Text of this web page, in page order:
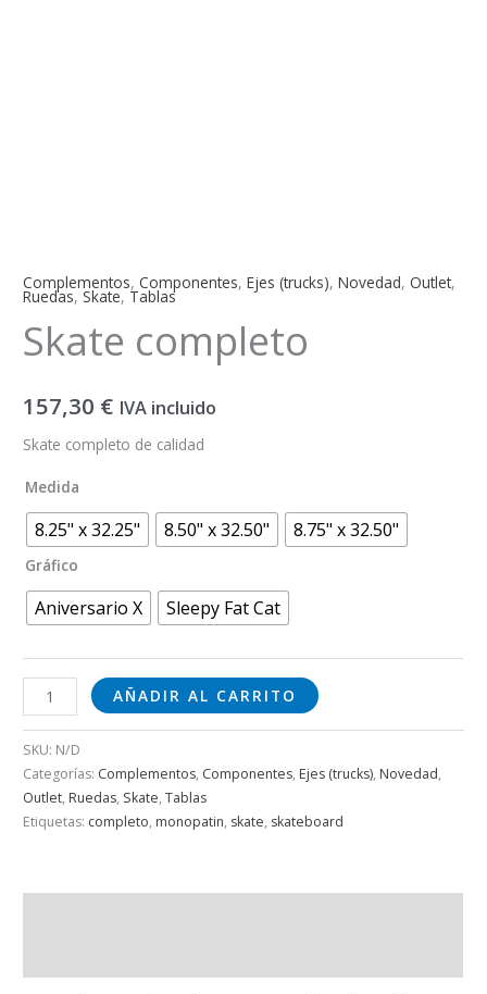
Complementos,Componentes,Ejes (trucks),Novedad,Outlet,
Ruedas, Skate, Tablas
Skate completo
157,30 € IVA incluido
Skate completo de calidad
Medida
8.25" x 32.25" 8.50" x 32.50" 8.75" x 32.50"
Gráfico
Aniversario X Sleepy Fat Cat
AÑADIR AL CARRITO
SKU: N/D
Categorías: Complementos, Componentes, Ejes (trucks), Novedad,
Outlet, Ruedas, Skate,Tablas
Etiquetas: completo, monopatin, skate, skateboard